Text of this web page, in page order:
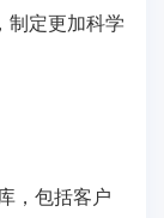
制定更加科学
，包括客户